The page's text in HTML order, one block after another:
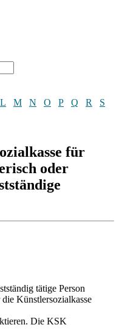
L M N O P Q R
S
für
oder
tätige Person
Künstlersozialkasse
Die KSK